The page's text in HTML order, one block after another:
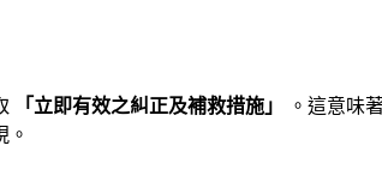
「立即有效之糾正及補救措施」
。這意味
。